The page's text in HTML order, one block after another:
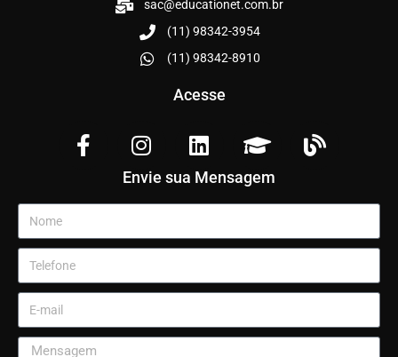
sac@educationet.com.br
(11) 98342-3954
(11) 98342-8910
Acesse
Envie sua Mensagem